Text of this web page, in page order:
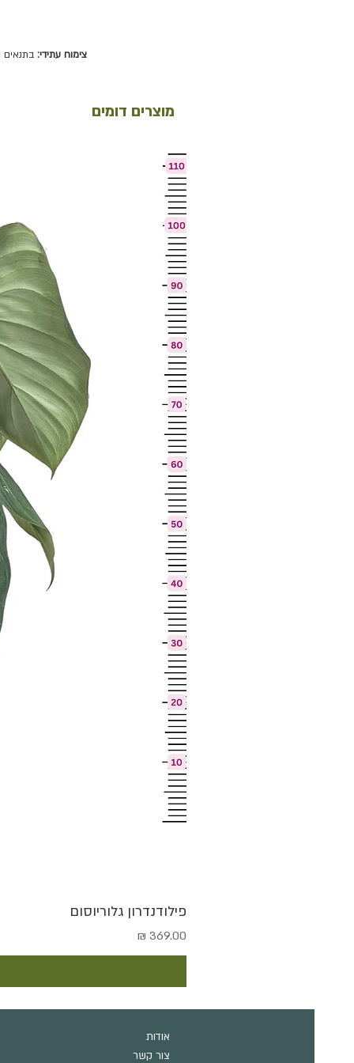
צימוח עתידי: בתנאים
מוצרים דומים
פילודנדרון גלוריוסום
מחיר
אודות
צור קשר